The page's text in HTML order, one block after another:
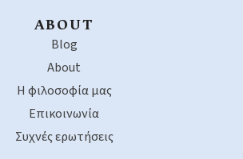
ABOUT
Blog
About
Η φιλοσοφία μας
Επικοινωνία
Συχνές ερωτήσεις